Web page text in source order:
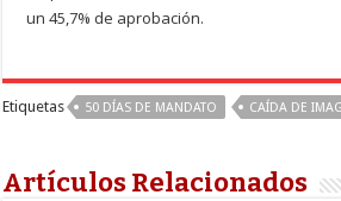
un 45,7% de aprobación.
Etiquetas 50 DÍAS DE MANDATO CAÍDA DE
Artículos Relacionados